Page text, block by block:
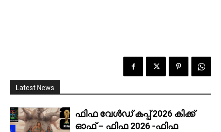
Latest News
ഫിഫ വേൾഡ് കപ്പ് 2026 കിക്ക്‌
ഓഫ് – ഫിഫ 2026 -ഫിഫ